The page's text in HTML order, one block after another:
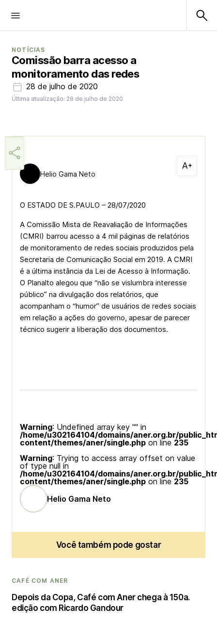
NOTÍCIAS
Comissão barra acesso a
monitoramento das redes
28 de julho de 2020
Última atualização: 28 de julho de 2020
Helio Gama Neto
O ESTADO DE S.PAULO – 28/07/2020
A Comissão Mista de Reavaliação de Informações
(CMRI) barrou acesso a 4 mil páginas de relatórios
de monitoramento de redes sociais produzidos pela
Secretaria de Comunicação Social em 2019. A CMRI
é a última instância da Lei de Acesso à Informação.
O Planalto alegou que “não se vislumbra interesse
público” na divulgação dos relatórios, que
acompanham o “humor” de usuários de redes sociais
em relação a ações do governo, apesar de parecer
técnico sugerir a liberação dos documentos.
Warning: Undefined array key "" in
/home/u302164104/domains/aner.org.br/
content/themes/aner/single.php on line 235
Warning: Trying to access array offset on value
of type null in
/home/u302164104/domains/aner.org.br/
content/themes/aner/single.php on line 235
Helio Gama Neto
Você também pode gostar
CAFÉ COM ANER
Depois da Copa, Café com Aner chega à 150a.
edição com Ricardo Gandour